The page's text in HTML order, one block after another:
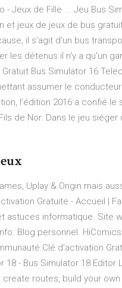
- Jeux de Fille ... Jeu Bus
et jeux de jeux de bus
il s'agit d'un bus
les détenus il n'y a qu'un
Bus Simulator 16
assumer le conducteur
l’édition 2016 a confié le
de Nor. Dans le jeu siéger
Uplay & Origin mais
Gratuite - Accueil |
astuces informatique. Site
Blog personnel.
Clé d'activation
18 - Bus Simulator 18 Editor
create routes, build your